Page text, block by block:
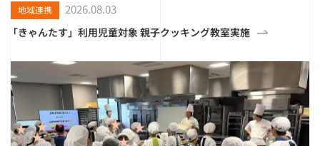
地域連携 2026.08.03
「きゃんたす」利用児童対象 親子クッキング教室実施